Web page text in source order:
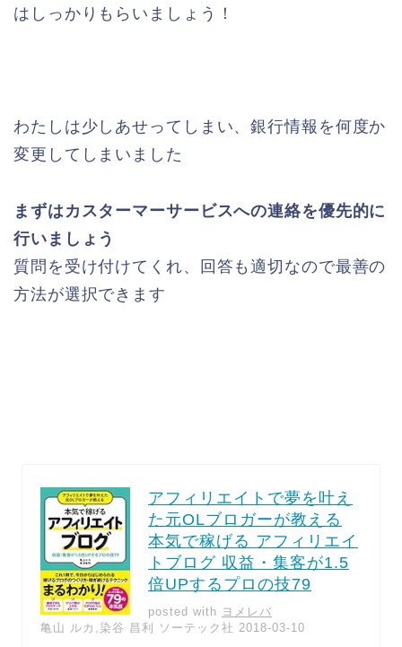
はしっかりもらいましょう！
わたしは少しあせってしまい、銀行情報を何度か
変更してしまいました
まずはカスターマーサービスへの連絡を優先的に
行いましょう
質問を受け付けてくれ、回答も適切なので最善の
方法が選択できます
アフィリエイトで夢を叶え
た元OLブロガーが教える
本気で稼げる アフィリエイ
トブログ 収益・集客が1.5
倍UPするプロの技79
posted with ヨメレバ
亀山 ルカ,染谷 昌利 ソーテック社 2018-03-10